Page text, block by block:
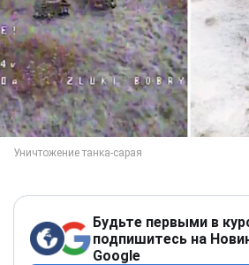
Будьте первыми в
подпишитесь на
Google